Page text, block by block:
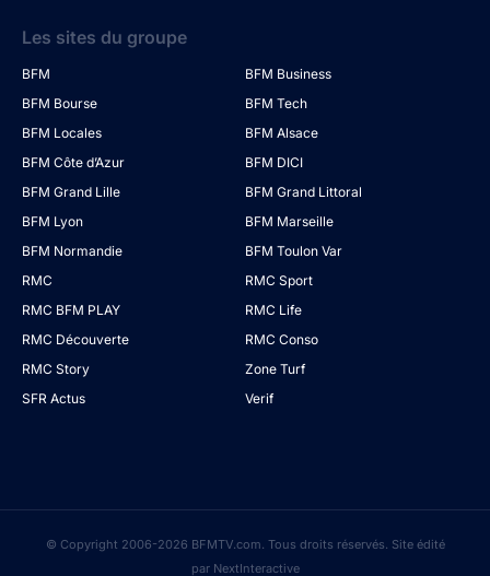
Les sites du groupe
BFM
BFM Business
BFM Bourse
BFM Tech
BFM Locales
BFM Alsace
BFM Côte d’Azur
BFM DICI
BFM Grand Lille
BFM Grand Littoral
BFM Lyon
BFM Marseille
BFM Normandie
BFM Toulon Var
RMC
RMC Sport
RMC BFM PLAY
RMC Life
RMC Découverte
RMC Conso
RMC Story
Zone Turf
SFR Actus
Verif
© Copyright 2006-2026 BFMTV.com. Tous droits réservés. Site édité
par NextInteractive